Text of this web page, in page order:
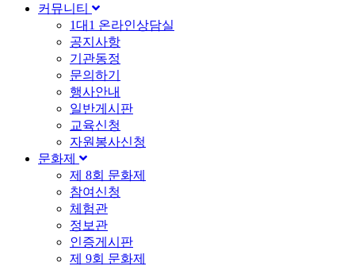
커뮤니티
1대1 온라인상담실
공지사항
기관동정
문의하기
행사안내
일반게시판
교육신청
자원봉사신청
문화제
제 8회 문화제
참여신청
체험관
정보관
인증게시판
제 9회 문화제